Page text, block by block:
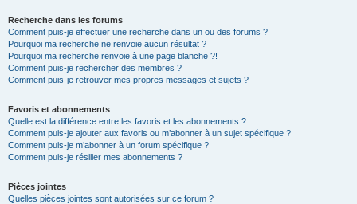
Recherche dans les forums
Comment puis-je effectuer une recherche dans un ou des forums ?
Pourquoi ma recherche ne renvoie aucun résultat ?
Pourquoi ma recherche renvoie à une page blanche ?!
Comment puis-je rechercher des membres ?
Comment puis-je retrouver mes propres messages et sujets ?
Favoris et abonnements
Quelle est la différence entre les favoris et les abonnements ?
Comment puis-je ajouter aux favoris ou m’abonner à un sujet spécifique ?
Comment puis-je m’abonner à un forum spécifique ?
Comment puis-je résilier mes abonnements ?
Pièces jointes
Quelles pièces jointes sont autorisées sur ce forum ?